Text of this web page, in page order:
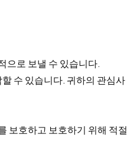
으로 보낼 수 있습니다.
수 있습니다. 귀하의 관심사
보호하고 보호하기 위해 적절